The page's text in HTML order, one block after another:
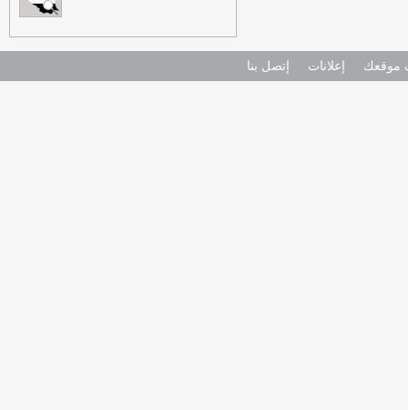
موقعك إعلانات إتصل بنا